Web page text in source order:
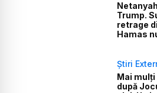
Trump.
retrage
Hamas
Știri
Mai
după